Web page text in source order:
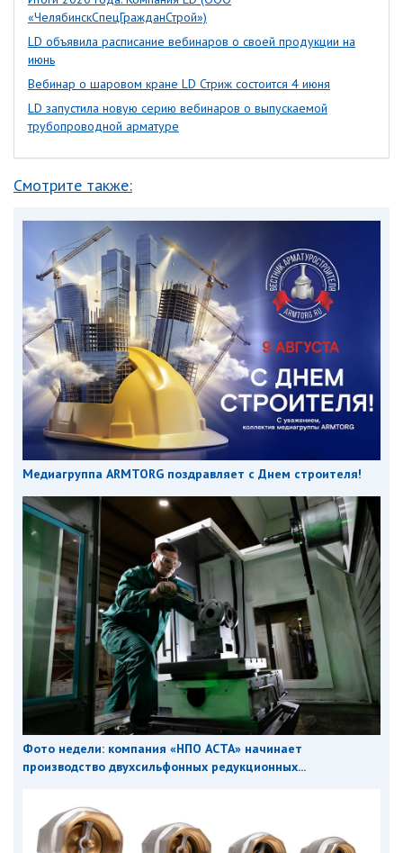
«ЧелябинскСпецГражданСтрой»)
LD объявила расписание вебинаров о своей продукции на
июнь
Вебинар о шаровом кране LD Стриж состоится 4 июня
LD запустила новую серию вебинаров о выпускаемой
трубопроводной арматуре
Смотрите также:
Медиагруппа ARMTORG поздравляет с Днем строителя!
Фото недели: компания «НПО АСТА» начинает
производство двухсильфонных редукционных...